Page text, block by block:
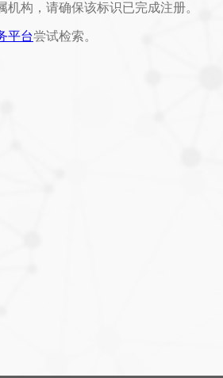
机构，请确保该标识已完成注册。
平台尝试检索。